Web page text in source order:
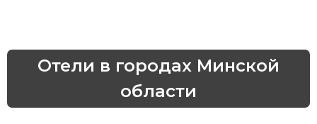
Отели в городах Минской
области